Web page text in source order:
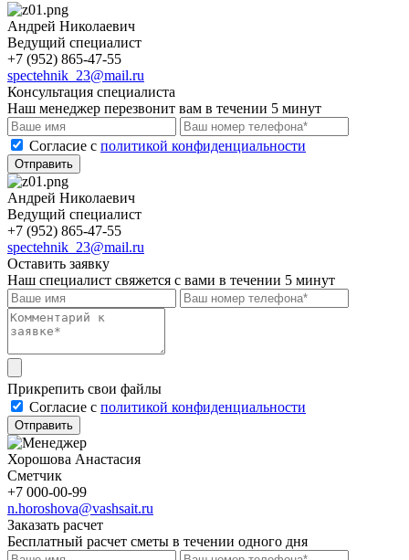
Андрей Николаевич
Ведущий специалист
+7 (952) 865-47-55
spectehnik_23@mail.ru
Консультация специалиста
Наш менеджер перезвонит вам в течении 5 минут
Cогласие с политикой конфиденциальности
Отправить
Андрей Николаевич
Ведущий специалист
+7 (952) 865-47-55
spectehnik_23@mail.ru
Оставить заявку
Наш специалист свяжется с вами в течении 5 минут
Прикрепить свои файлы
Cогласие с политикой конфиденциальности
Отправить
Хорошова Анастасия
Сметчик
+7 000-00-99
n.horoshova@vashsait.ru
Заказать расчет
Бесплатный расчет сметы в течении одного дня